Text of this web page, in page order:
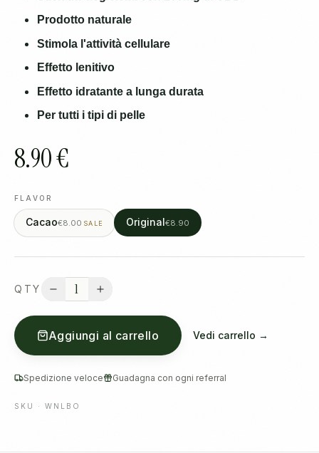
Prodotto naturale
Stimola l'attività cellulare
Effetto lenitivo
Effetto idratante a lunga durata
Per tutti i tipi di pelle
8.90 €
FLAVOR
Cacao€8.00 SALE Original€8.90
QTY 1
Aggiungi al carrello Vedi carrello →
Spedizione veloce Guadagna con ogni referral
SKU · WNLBO